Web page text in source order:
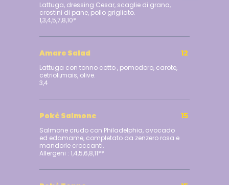
Lattuga, dressing Cesar, scaglie di grana,
crostini di pane, pollo grigliato.
1,3,4,5,7,8,10*
Amare Salad
Lattuga con tonno cotto , pomodoro, carote,
cetrioli,mais, olive.
3,4
12
Pokè Salmone
Salmone crudo con Philadelphia, avocado
ed edamame, completato da zenzero rosa e
mandorle croccanti.
Allergeni : 1,4,5,6,8,11**
15